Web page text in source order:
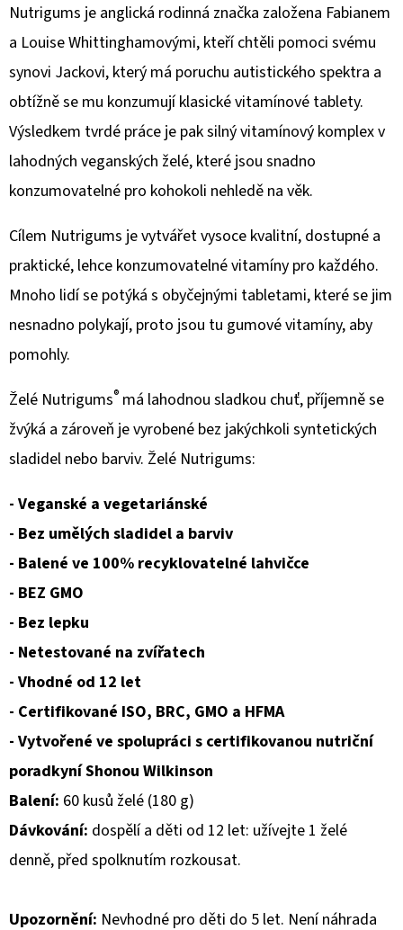
Nutrigums je anglická rodinná značka založena Fabianem
a Louise Whittinghamovými, kteří chtěli pomoci svému
synovi Jackovi, který má poruchu autistického spektra a
obtížně se mu konzumují klasické vitamínové tablety.
Výsledkem tvrdé práce je pak silný vitamínový komplex v
lahodných veganských želé, které jsou snadno
konzumovatelné pro kohokoli nehledě na věk.
Cílem Nutrigums je vytvářet vysoce kvalitní, dostupné a
praktické, lehce konzumovatelné vitamíny pro každého.
Mnoho lidí se potýká s obyčejnými tabletami, které se jim
nesnadno polykají, proto jsou tu gumové vitamíny, aby
pomohly.
Želé Nutrigums® má lahodnou sladkou chuť, příjemně se
žvýká a zároveň je vyrobené bez jakýchkoli syntetických
sladidel nebo barviv. Želé Nutrigums:
- Veganské a vegetariánské
- Bez umělých sladidel a barviv
- Balené ve 100% recyklovatelné lahvičce
- BEZ GMO
- Bez lepku
- Netestované na zvířatech
- Vhodné od 12 let
- Certifikované ISO, BRC, GMO a HFMA
- Vytvořené ve spolupráci s certifikovanou nutriční
poradkyní Shonou Wilkinson
Balení: 60 kusů želé (180 g)
Dávkování: dospělí a děti od 12 let: užívejte 1 želé
denně, před spolknutím rozkousat.
Upozornění: Nevhodné pro děti do 5 let. Není náhrada